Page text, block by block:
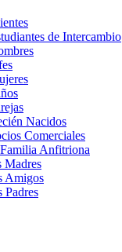
de Intercambio
Nacidos
Comerciales
Anfitriona
Madres
Amigos
Padres